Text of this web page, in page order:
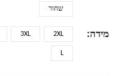
שחור
מידה 2XL
3XL
L